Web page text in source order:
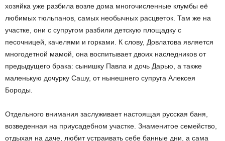
хозяйка уже разбила возле дома многочисленные клумбы её
любимых тюльпанов, самых необычных расцветок. Там же на
участке, они с супругом разбили детскую площадку с
песочницей, качелями и горками. К слову, Довлатова является
многодетной мамой, она воспитывает двоих наследников от
предыдущего брака: сынишку Павла и дочь Дарью, а также
маленькую дочурку Сашу, от нынешнего супруга Алексея
Бороды.
Отдельного внимания заслуживает настоящая русская баня,
возведенная на приусадебном участке. Знаменитое семейство,
отдыхая на даче, любит устраивать себе банные дни, а сама